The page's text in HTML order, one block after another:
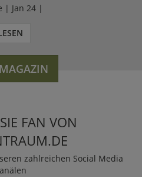
| Jan 24 |
FAN VON
zahlreichen Social Media